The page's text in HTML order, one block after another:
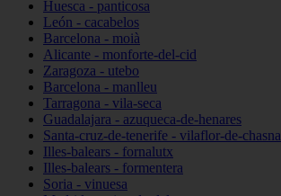
Huesca - panticosa
León - cacabelos
Barcelona - moià
Alicante - monforte-del-cid
Zaragoza - utebo
Barcelona - manlleu
Tarragona - vila-seca
Guadalajara - azuqueca-de-henares
Santa-cruz-de-tenerife - vilaflor-de-chasna
Illes-balears - fornalutx
Illes-balears - formentera
Soria - vinuesa